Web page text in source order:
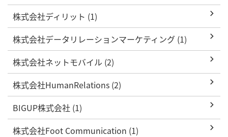
株式会社ディリット (1)
株式会社データリレーションマーケティング (1)
株式会社ネットモバイル (2)
株式会社HumanRelations (2)
BIGUP株式会社 (1)
株式会社Foot Communication (1)